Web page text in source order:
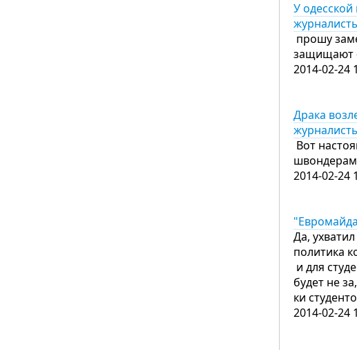
У
прошу
защищают
2014-02-24
Драка
Вот
2014-02-24
Да,
политика
и для
будет не
ки
2014-02-24